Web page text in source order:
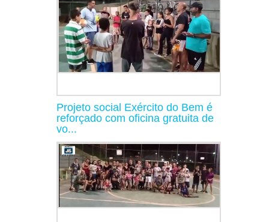
Projeto social Exército do Bem é
reforçado com oficina gratuita de
vo...